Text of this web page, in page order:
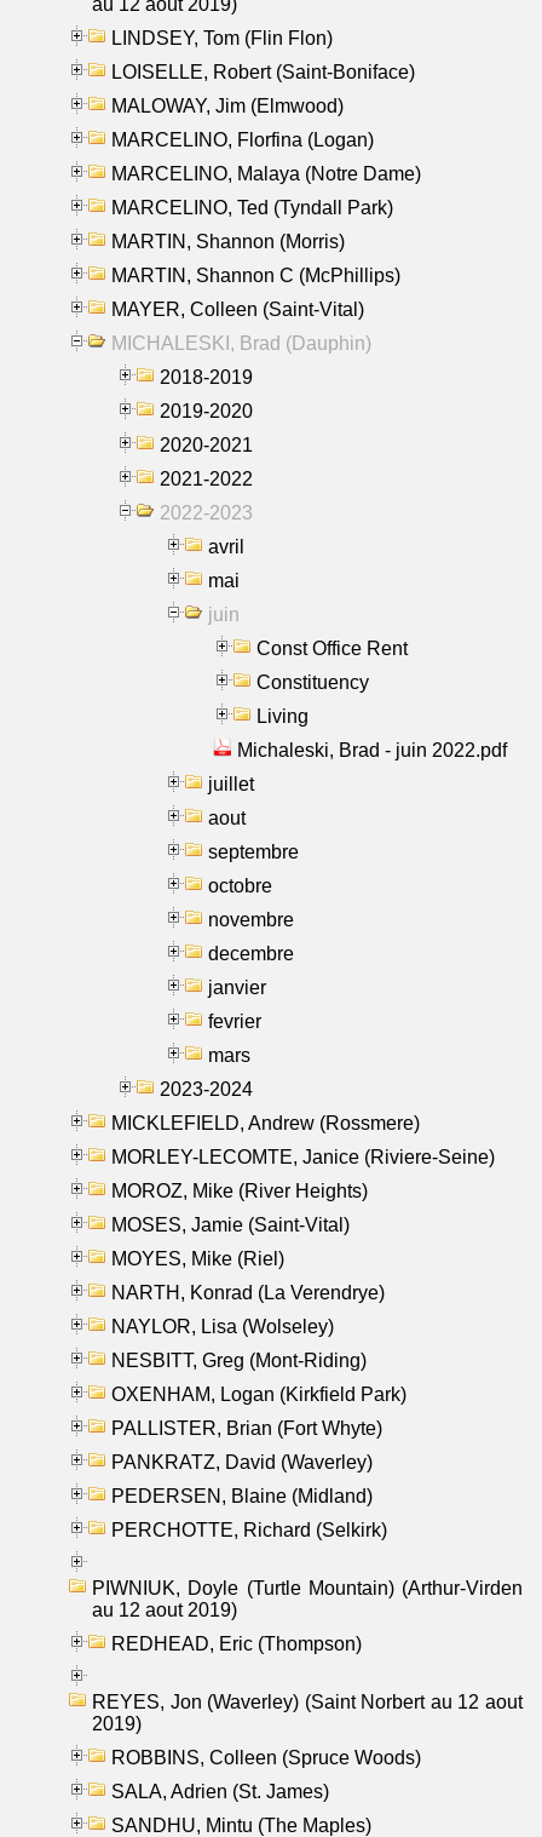
LINDSEY, Tom (Flin Flon)
LOISELLE, Robert (Saint-Boniface)
MALOWAY, Jim (Elmwood)
MARCELINO, Florfina (Logan)
MARCELINO, Malaya (Notre Dame)
MARCELINO, Ted (Tyndall Park)
MARTIN, Shannon (Morris)
MARTIN, Shannon C (McPhillips)
MAYER, Colleen (Saint-Vital)
MICHALESKI, Brad (Dauphin)
2018-2019
2019-2020
2020-2021
2021-2022
2022-2023
avril
mai
juin
Const Office Rent
Constituency
Living
Michaleski, Brad - juin 2022.pdf
juillet
aout
septembre
octobre
novembre
decembre
janvier
fevrier
mars
2023-2024
MICKLEFIELD, Andrew (Rossmere)
MORLEY-LECOMTE, Janice (Riviere-Seine)
MOROZ, Mike (River Heights)
MOSES, Jamie (Saint-Vital)
MOYES, Mike (Riel)
NARTH, Konrad (La Verendrye)
NAYLOR, Lisa (Wolseley)
NESBITT, Greg (Mont-Riding)
OXENHAM, Logan (Kirkfield Park)
PALLISTER, Brian (Fort Whyte)
PANKRATZ, David (Waverley)
PEDERSEN, Blaine (Midland)
PERCHOTTE, Richard (Selkirk)
PIWNIUK, Doyle (Turtle Mountain) (Arthur-Virden
au 12 aout 2019)
REDHEAD, Eric (Thompson)
REYES, Jon (Waverley) (Saint Norbert au 12 aout
2019)
ROBBINS, Colleen (Spruce Woods)
SALA, Adrien (St. James)
SANDHU, Mintu (The Maples)